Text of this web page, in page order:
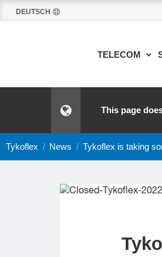
DEUTSCH
TELECOM
This page
Tykoflex / News / Tykoflex is taking